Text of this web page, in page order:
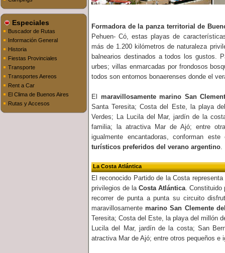
Especiales
Buscador de Rutas
Información General
Historia
Fiestas Provinciales
Transporte
Transportes Aereos
Rent a Car
El Clima de Buenos Aires
Rutas y Accesos
Formadora de la panza territorial de
Pehuen- Có, estas playas de
más de 1.200 kilómetros de naturaleza
balnearios destinados a todos los gustos.
urbes; villas enmarcadas por frondosos
todos son entornos bonaerenses donde el
El maravillosamente marino San
Santa Teresita; Costa del Este, la playa
Verdes; La Lucila del Mar, jardín de la
familia; la atractiva Mar de Ajó; entre
igualmente encantadoras, conforman
turísticos preferidos del verano argentino.
La Costa Atlántica
El reconocido Partido de la Costa
privilegios de la Costa Atlántica. Constituido
recorrer de punta a punta su circuito
maravillosamentemarino San Clemente
Teresita; Costa del Este, la playa del millón
Lucila del Mar, jardín de la costa; San
atractiva Mar de Ajó; entre otros pequeños e